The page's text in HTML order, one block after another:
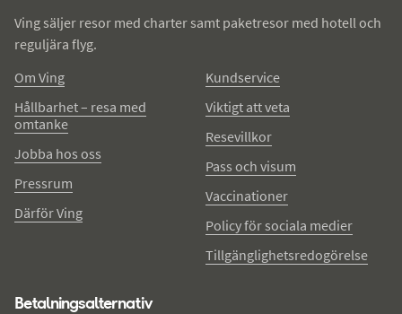
Ving säljer resor med charter samt paketresor med hotell och
reguljära flyg.
Om Ving
Hållbarhet – resa med
omtanke
Jobba hos oss
Pressrum
Därför Ving
Kundservice
Viktigt att veta
Resevillkor
Pass och visum
Vaccinationer
Policy för sociala medier
Tillgänglighetsredogörelse
Betalningsalternativ